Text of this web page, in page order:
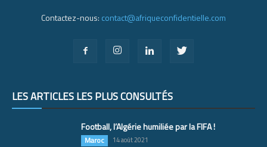
Contactez-nous: contact@afriqueconfidentielle.com
LES ARTICLES LES PLUS CONSULTÉS
Football, l’Algérie humiliée par la FIFA !
Maroc 14 août 2021